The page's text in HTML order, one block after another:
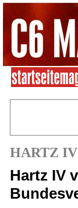
HARTZ IV
Hartz IV